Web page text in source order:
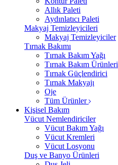
Allık Paleti
Aydınlatıcı Paleti
Makyaj Temizleyicileri
Makyaj Temizleyiciler
Tırnak Bakımı
Tırnak Bakım Yağı
Tırnak Bakım Ürünleri
Tırnak Güçlendirici
Tırnak Makyajı
Oje
Tüm Ürünler
Kişisel Bakım
Vücut Nemlendiriciler
Vücut Bakım Yağı
Vücut Kremleri
Vücut Losyonu
Duş ve Banyo Ürünleri